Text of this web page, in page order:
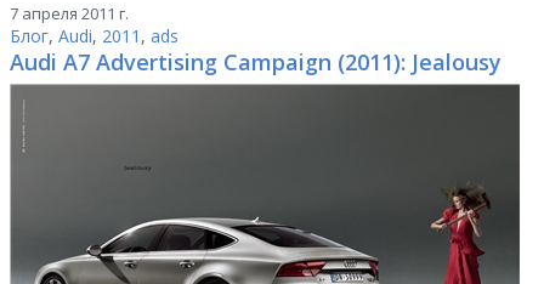
7 апреля 2011 г.
Блог, Audi, 2011 , ads
Audi A7 Advertising Campaign (2011): Jealousy